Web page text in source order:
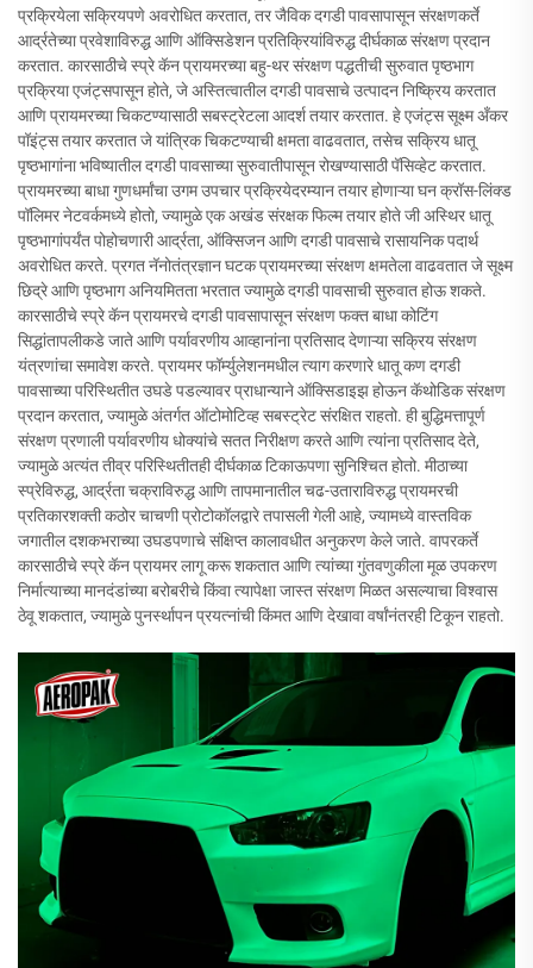
प्रक्रियेला सक्रियपणे अवरोधित करतात, तर जैविक दगडी पावसापासून संरक्षणकर्ते
आर्द्रतेच्या प्रवेशाविरुद्ध आणि ऑक्सिडेशन प्रतिक्रियांविरुद्ध दीर्घकाळ संरक्षण प्रदान
करतात. कारसाठीचे स्प्रे कॅन प्रायमरच्या बहु-थर संरक्षण पद्धतीची सुरुवात पृष्ठभाग
प्रक्रिया एजंट्सपासून होते, जे अस्तित्वातील दगडी पावसाचे उत्पादन निष्क्रिय करतात
आणि प्रायमरच्या चिकटण्यासाठी सबस्ट्रेटला आदर्श तयार करतात. हे एजंट्स सूक्ष्म अँकर
पॉइंट्स तयार करतात जे यांत्रिक चिकटण्याची क्षमता वाढवतात, तसेच सक्रिय धातू
पृष्ठभागांना भविष्यातील दगडी पावसाच्या सुरुवातीपासून रोखण्यासाठी पॅसिव्हेट करतात.
प्रायमरच्या बाधा गुणधर्मांचा उगम उपचार प्रक्रियेदरम्यान तयार होणाऱ्या घन क्रॉस-लिंक्ड
पॉलिमर नेटवर्कमध्ये होतो, ज्यामुळे एक अखंड संरक्षक फिल्म तयार होते जी अस्थिर धातू
पृष्ठभागांपर्यंत पोहोचणारी आर्द्रता, ऑक्सिजन आणि दगडी पावसाचे रासायनिक पदार्थ
अवरोधित करते. प्रगत नॅनोतंत्रज्ञान घटक प्रायमरच्या संरक्षण क्षमतेला वाढवतात जे सूक्ष्म
छिद्रे आणि पृष्ठभाग अनियमितता भरतात ज्यामुळे दगडी पावसाची सुरुवात होऊ शकते.
कारसाठीचे स्प्रे कॅन प्रायमरचे दगडी पावसापासून संरक्षण फक्त बाधा कोटिंग
सिद्धांतापलीकडे जाते आणि पर्यावरणीय आव्हानांना प्रतिसाद देणाऱ्या सक्रिय संरक्षण
यंत्रणांचा समावेश करते. प्रायमर फॉर्म्युलेशनमधील त्याग करणारे धातू कण दगडी
पावसाच्या परिस्थितीत उघडे पडल्यावर प्राधान्याने ऑक्सिडाइझ होऊन कॅथोडिक संरक्षण
प्रदान करतात, ज्यामुळे अंतर्गत ऑटोमोटिव्ह सबस्ट्रेट संरक्षित राहतो. ही बुद्धिमत्तापूर्ण
संरक्षण प्रणाली पर्यावरणीय धोक्यांचे सतत निरीक्षण करते आणि त्यांना प्रतिसाद देते,
ज्यामुळे अत्यंत तीव्र परिस्थितीतही दीर्घकाळ टिकाऊपणा सुनिश्चित होतो. मीठाच्या
स्प्रेविरुद्ध, आर्द्रता चक्राविरुद्ध आणि तापमानातील चढ-उताराविरुद्ध प्रायमरची
प्रतिकारशक्ती कठोर चाचणी प्रोटोकॉलद्वारे तपासली गेली आहे, ज्यामध्ये वास्तविक
जगातील दशकभराच्या उघडपणाचे संक्षिप्त कालावधीत अनुकरण केले जाते. वापरकर्ते
कारसाठीचे स्प्रे कॅन प्रायमर लागू करू शकतात आणि त्यांच्या गुंतवणुकीला मूळ उपकरण
निर्मात्याच्या मानदंडांच्या बरोबरीचे किंवा त्यापेक्षा जास्त संरक्षण मिळत असल्याचा विश्वास
ठेवू शकतात, ज्यामुळे पुनर्स्थापन प्रयत्नांची किंमत आणि देखावा वर्षांनंतरही टिकून राहतो.